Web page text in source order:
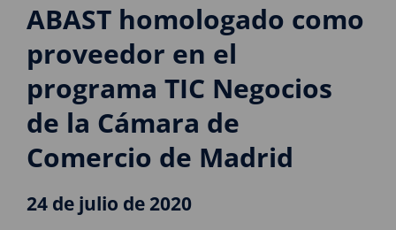
ABAST homologado como
proveedor en el
programa TIC Negocios
de la Cámara de
Comercio de Madrid
24 de julio de 2020